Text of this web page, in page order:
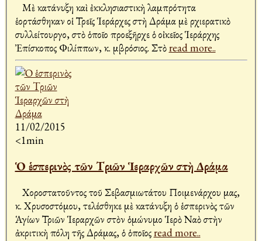
Μὲ κατάνυξη καὶ ἐκκλησιαστικὴ λαμπρότητα
ἑορτάσθηκαν οἱ Τρεῖς Ἱεράρχες στὴ Δράμα μὲ Ἀρχιερατικὸ
συλλείτουργο, στὸ ὁποῖο προεξῆρχε ὁ οἰκεῖος Ἱεράρχης
Ἐπίσκοπος Φιλίππων, κ. Ἀμβρόσιος. Στὸread more..
11/02/2015
<1min
Ὁ ἑσπερινὸς τῶν Tριῶν Ἱεραρχῶν στὴ Δράμα
Χοροστατοῦντος τοῦ Σεβασμιωτάτου Ποιμενάρχου μας,
κ. Χρυσοστόμου, τελέσθηκε μὲ κατάνυξη ὁ ἑσπερινὸς τῶν
Ἁγίων Τριῶν Ἱεραρχῶν στὸν ὁμώνυμο Ἱερὸ Ναὸ στὴν
ἀκριτικὴ πόλη τῆς Δράμας, ὁ ὁποῖοςread more..